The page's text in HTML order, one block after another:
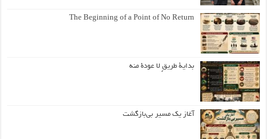
The Beginning of a Point of No Return
بداية طريقٍ لا عودة منه
آغاز یک مسیر بی‌بازگشت